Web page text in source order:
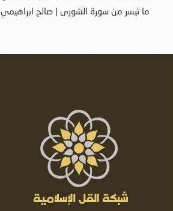
ما تيسر من سورة الشورى | صالح ابراهيمي